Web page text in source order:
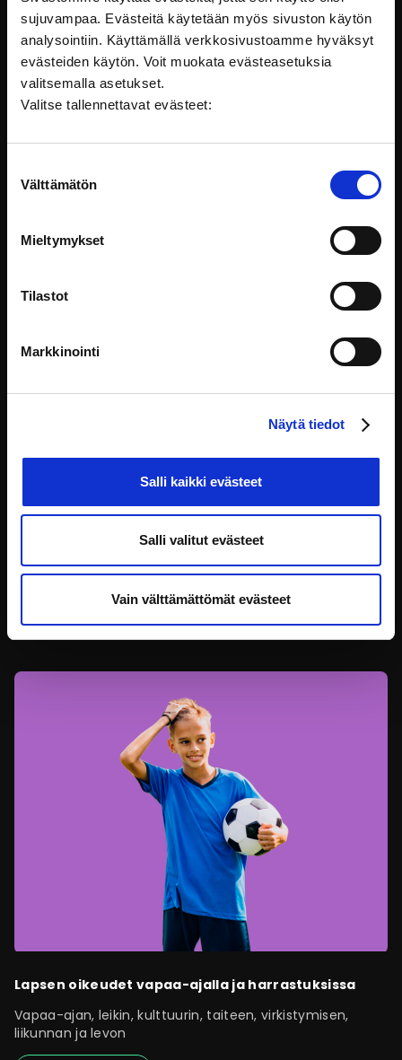
sujuvampaa. Evästeitä käytetään myös sivuston käytön
analysointiin. Käyttämällä verkkosivustoamme hyväksyt
evästeiden käytön. Voit muokata evästeasetuksia
valitsemalla asetukset.
Valitse tallennettavat evästeet:
valinta
Välttämätön
Mieltymykset
Tilastot
Markkinointi
Näytä tiedot
Salli kaikki evästeet
Salli valitut evästeet
Vain välttämättömät evästeet
Lapsen oikeudet terveydenhuollossa - Lapsi
Lapsen oikeudet – Osallisuus ja osallistuminen
Kansallisen lapsistrategian tavoitteena on lisätä lasten
Lapsen oikeudet
Lapsen oikeudet vapaa-ajalla ja harrastuksissa
Vapaa-ajan, leikin, kulttuurin, taiteen, virkistymisen,
liikunnan ja levon